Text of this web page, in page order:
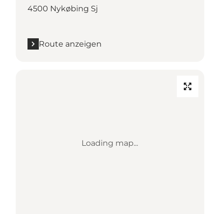
4500 Nykøbing Sj
Route anzeigen
Loading map...